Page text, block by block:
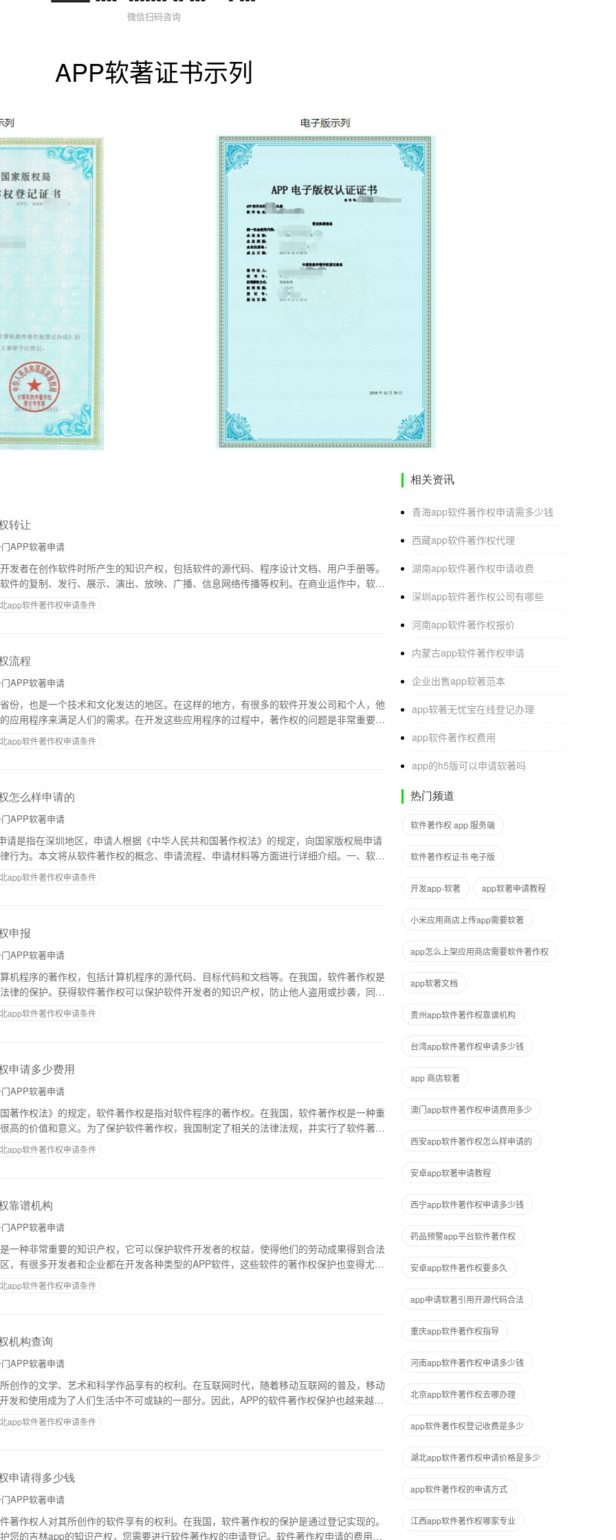
微信扫码咨询
APP软著证书示列
转让
APP软著申请
发者在创作软件时所产生的知识产权，包括软件的源代码、程序设计文档、用户手册等。
件的复制、发行、展示、演出、放映、广播、信息网络传播等权利。在商业运作中，软件
可使用等。陕西地区的软件开发公司或个人在
app软件著作权申请条件
流程
APP软著申请
份，也是一个技术和文化发达的地区。在这样的地方，有很多的软件开发公司和个人，他
应用程序来满足人们的需求。在开发这些应用程序的过程中，著作权的问题是非常重要
陕西省app软件著作权的流程。一、软件著作
app软件著作权申请条件
怎么样申请的
APP软著申请
请是指在深圳地区，申请人根据《中华人民共和国著作权法》的规定，向国家版权局申请
行为。本文将从软件著作权的概念、申请流程、申请材料等方面进行详细介绍。一、软件
是指软件开发者在开发、创作、设计、编写
app软件著作权申请条件
申报
APP软著申请
机程序的著作权，包括计算机程序的源代码、目标代码和文档等。在我国，软件著作权是
律的保护。获得软件著作权可以保护软件开发者的知识产权，防止他人盗用或抄袭，同时
来经济利益。下面，我们来详细介绍深圳ap
app软件著作权申请条件
申请多少费用
APP软著申请
著作权法》的规定，软件著作权是指对软件程序的著作权。在我国，软件著作权是一种重
高的价值和意义。为了保护软件著作权，我国制定了相关的法律法规，并实行了软件著作
介绍浙江app软件著作权申请的费用原理和
app软件著作权申请条件
靠谱机构
APP软著申请
一种非常重要的知识产权，它可以保护软件开发者的权益，使得他们的劳动成果得到合法
，有很多开发者和企业都在开发各种类型的APP软件，这些软件的著作权保护也变得尤为
哪些机构可以提供靠谱的软件著作权保护服
app软件著作权申请条件
机构查询
APP软著申请
创作的文学、艺术和科学作品享有的权利。在互联网时代，随着移动互联网的普及，移动
发和使用成为了人们生活中不可或缺的一部分。因此，APP的软件著作权保护也越来越受
询四川APP软件著作权机构呢？下面将
app软件著作权申请条件
申请得多少钱
APP软著申请
著作权人对其所创作的软件享有的权利。在我国，软件著作权的保护是通过登记实现的。
您的吉林app的知识产权，您需要进行软件著作权的申请登记。软件著作权申请的费用是
相关资讯
青海app软件著作权申请需多少钱
西藏app软件著作权代理
湖南app软件著作权申请收费
深圳app软件著作权公司有哪些
河南app软件著作权报价
内蒙古app软件著作权申请
企业出售app软著范本
app软著无忧宝在线登记办理
app软件著作权费用
app的h5版可以申请软著吗
热门频道
软件著作权 app 服务端
软件著作权证书 电子版
开发app-软著 app软著申请教程
小米应用商店上传app需要软著
app怎么上架应用商店需要软件著作权
app软著文档
贵州app软件著作权靠谱机构
台湾app软件著作权申请多少钱
app 商店软著
澳门app软件著作权申请费用多少
西安app软件著作权怎么样申请的
安卓app软著申请教程
西宁app软件著作权申请多少钱
药品预警app平台软件著作权
安卓app软件著作权要多久
app申请软著引用开源代码合法
重庆app软件著作权指导
河南app软件著作权申请多少钱
北京app软件著作权去哪办理
app软件著作权登记收费是多少
湖北app软件著作权申请价格是多少
app软件著作权的申请方式
江西app软件著作权哪家专业